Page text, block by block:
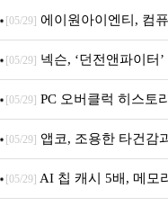
[05/29] 에이원아이엔티, 컴
음.ZIP' 이벤트 진행
[05/29] 넥슨, ‘던전앤파이터
데이트!
[05/29] PC 오버클럭 히스토
특집(1-4편)
[05/29] 앱코, 조용한 타건감
우스 세트 'KM580' 출시
[05/29] AI 칩 캐시 5배, 메모